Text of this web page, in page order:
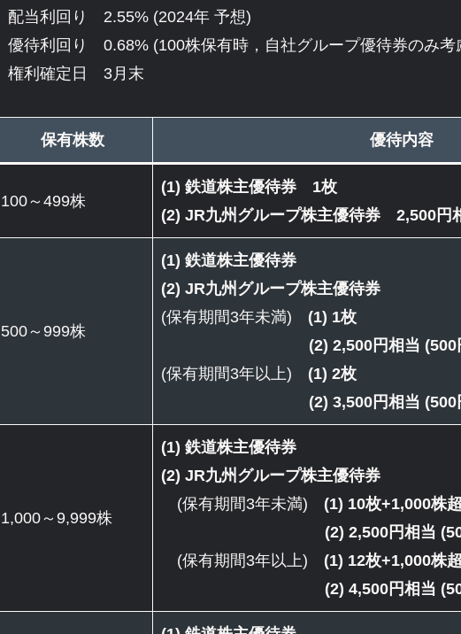
配当利回り 2.55% (2024年 予想)
優待利回り 0.68% (100株保有時，自社グループ優待券のみ考
権利確定日 3月末
保有株数 優待内容
100～499株
(1) 鉄道株主優待券 1枚
(2) JR九州グループ株主優待券 2,500円
500～999株
(1) 鉄道株主優待券
(2) JR九州 グループ株主優待券
(保有期間3年未満) (1) 1枚
(2) 2,500円相当 (500
(保有期間3年以上) (1) 2枚
(2) 3,500円相当 (500
1,000～9,999株
(1) 鉄道株主優待券
(2) JR九州 グループ株主優待券
(保有期間3年未満) (1) 10枚+1,000株
(2) 2,500円相当
(保有期間3年以上) (1) 12枚+1,000株
(2) 4,500円相当